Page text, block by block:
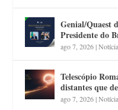
Genial/Quaest
Presidente do
ago 7, 2026|
Telescópio
distantes que
ago 7, 2026|